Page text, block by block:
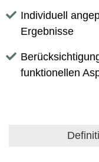
Individuell
Ergebnisse
funktionellen